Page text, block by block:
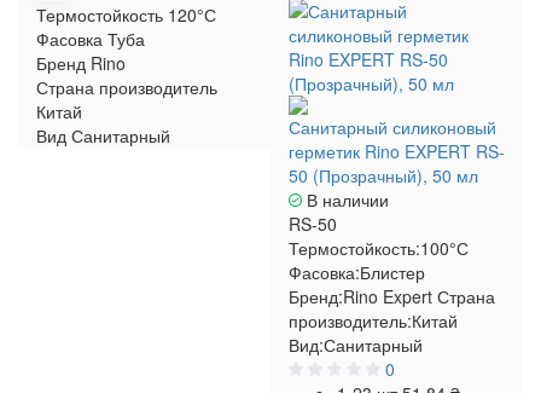
Термостойкость 120°С
Фасовка Туба
Бренд Rino
Страна производитель
Китай
Вид Санитарный
Санитарный силиконовый
герметик Rino EXPERT RS-
50 (Прозрачный), 50 мл
В наличии
RS-50
Термостойкость:100°С
Фасовка:Блистер
Бренд:Rino Expert Страна
производитель:Китай
Вид:Санитарный
0